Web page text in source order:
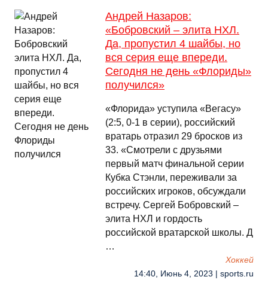
Андрей Назаров:
«Бобровский – элита НХЛ.
Да, пропустил 4 шайбы, но
вся серия еще впереди.
Сегодня не день «Флориды»
получился»
«Флорида» уступила «Вегасу»
(2:5, 0-1 в серии), российский
вратарь отразил 29 бросков из
33. «Смотрели с друзьями
первый матч финальной серии
Кубка Стэнли, переживали за
российских игроков, обсуждали
встречу. Сергей Бобровский –
элита НХЛ и гордость
российской вратарской школы. Д
…
Хоккей
14:40, Июнь 4, 2023 | sports.ru